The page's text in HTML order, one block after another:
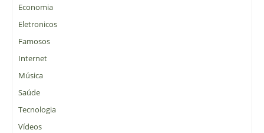
Economia
Eletronicos
Famosos
Internet
Música
Saúde
Tecnologia
Vídeos